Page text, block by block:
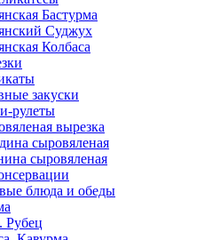
Бастурма
Суджух
Колбаса
закуски
рулеты
вырезка
сыровяленая
сыровяленая
блюда и обеды
Рубец